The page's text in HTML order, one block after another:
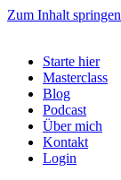
Zum Inhalt springen
Starte hier
Masterclass
Blog
Podcast
Über mich
Kontakt
Login